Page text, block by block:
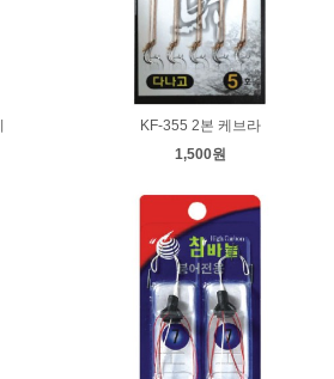
KF-355 2본 케브라
1,500원